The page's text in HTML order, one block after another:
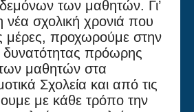
των μαθητών. Γι’
νέα σχολική χρονιά που
μέρες, προχωρούμε στην
δυνατότητας πρόωρης
μαθητών στα
Σχολεία και από τις
με κάθε τρόπο την